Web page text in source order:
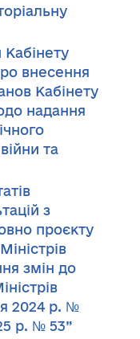
внесення
Кабінету
надання
та
з
проєкту
змін до
2024 р. №
р. № 53”